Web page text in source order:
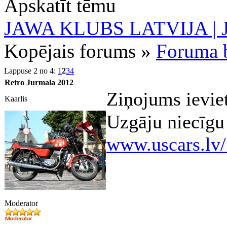
Apskatīt tēmu
JAWA KLUBS LATVIJA |
Kopējais forums » Foruma
Lappuse 2 no 4: 1234
Retro Jurmala 2012
Kaarlis
Ziņojums
Moderator
Uzgāju